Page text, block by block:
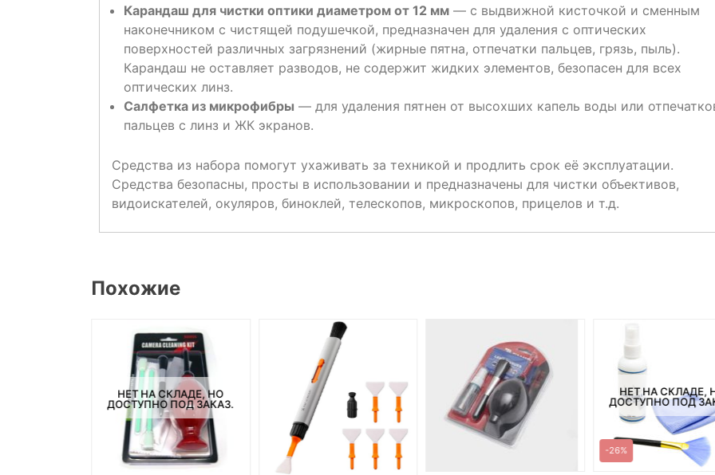
Карандаш для чистки оптики диаметром от 12 мм — с выдвижной кисточкой и сменным
наконечником с чистящей подушечкой, предназначен для удаления с оптических
поверхностей различных загрязнений (жирные пятна, отпечатки пальцев, грязь, пыль).
Карандаш не оставляет разводов, не содержит жидких элементов, безопасен для всех
оптических линз.
Салфетка из микрофибры — для удаления пятнен от высохших капель воды или
пальцев с линз и ЖК экранов.
Средства из набора помогут ухаживать за техникой и продлить срок её эксплуатации.
Средства безопасны, просты в использовании и предназначены для чистки объективов,
видоискателей, окуляров, биноклей, телескопов, микроскопов, прицелов и т.д.
Похожие
НЕТ НА СКЛАДЕ, НО
ДОСТУПНО ПОД ЗАКАЗ.
НЕТ НА СКЛАДЕ,
ДОСТУПНО ПОД
-26%